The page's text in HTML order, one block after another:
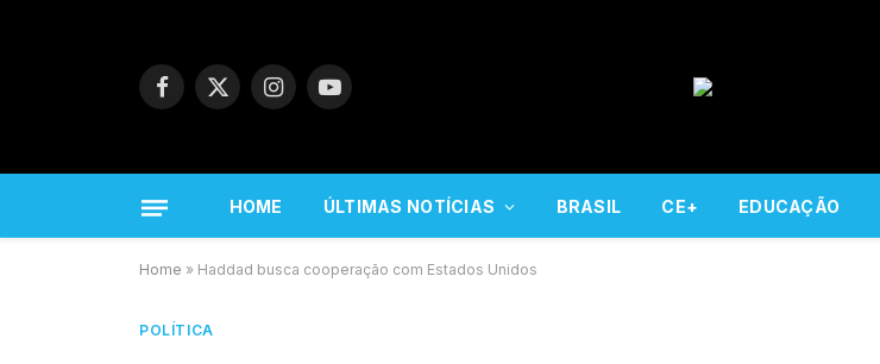
Facebook
X
InstagramYouTube
HOME ÚLTIMAS NOTÍCIAS BRASIL CE+ EDUCAÇÃO
Home » Haddad busca cooperação com Estados Unidos
POLÍTICA